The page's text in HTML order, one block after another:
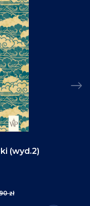
(wyd.2)
zł